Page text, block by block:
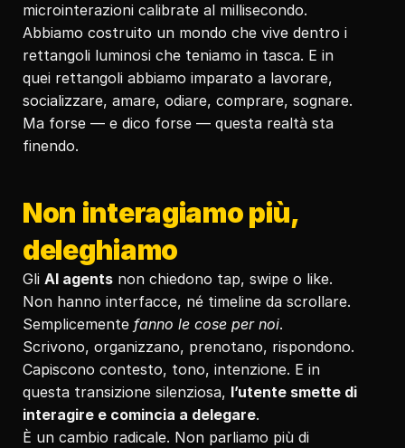
microinterazioni calibrate al millisecondo.
Abbiamo costruito un mondo che vive dentro i
rettangoli luminosi che teniamo in tasca. E in
quei rettangoli abbiamo imparato a lavorare,
socializzare, amare, odiare, comprare, sognare.
Ma forse — e dico forse — questa realtà sta
finendo.
Non interagiamo più,
deleghiamo
Gli AI agents non chiedono tap, swipe o like.
Non hanno interfacce, né timeline da scrollare.
Semplicemente fanno le cose per noi.
Scrivono, organizzano, prenotano, rispondono.
Capiscono contesto, tono, intenzione. E in
questa transizione silenziosa, l’utente smette di
interagire e comincia a delegare.